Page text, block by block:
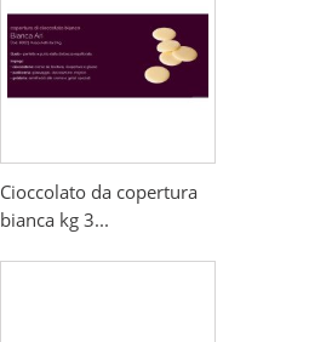
Cioccolato da copertura
bianca kg 3...